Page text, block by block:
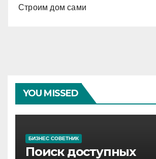
Строим дом сами
YOU MISSED
БИЗНЕС СОВЕТНИК
Поиск доступных